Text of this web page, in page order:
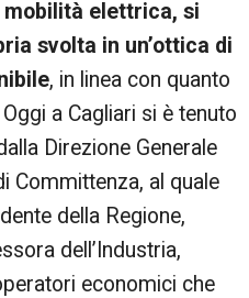
elettrica, si
svolta in un’ottica di
, in linea con quanto
a Cagliari si è tenuto
Direzione Generale
Committenza, al quale
della Regione,
dell’Industria,
economici che